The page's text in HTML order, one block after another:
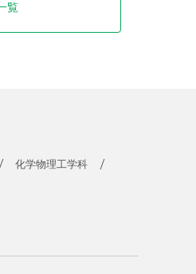
覧
化学物理工学科